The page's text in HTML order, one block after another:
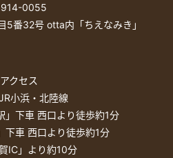
914-0055
5番32号 otta内「ちえなみき」
アクセス
小浜・北陸線
」下車 西口より徒歩約1分
下車 西口より徒歩約1分
IC」より約10分